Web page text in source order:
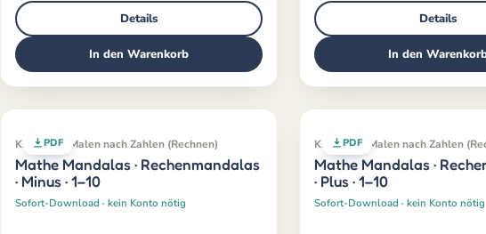
Details
In den Warenkorb
Details
In den
PDF
Klassiker · Malen nach Zahlen (Rechnen)
Mathe Mandalas · Rechenmandalas
· Minus · 1–10
Sofort-Download · kein Konto nötig
PDF
Klassiker · Malen nach Zahlen
Mathe Mandalas ·
· Plus · 1–10
Sofort-Download · kein Konto nötig